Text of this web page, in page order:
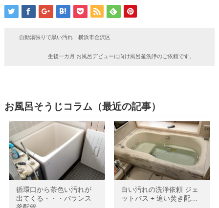
自動湯張りで黒い汚れ 横浜市金沢区
生後一カ月 お風呂デビューに向け風呂釜洗浄のご依頼です。
お風呂そうじコラム（最近の記事）
循環口から茶色い汚れが
出てくる・・・バランス
白い汚れの洗浄依頼 ジェ
ットバス + 追い焚き配…